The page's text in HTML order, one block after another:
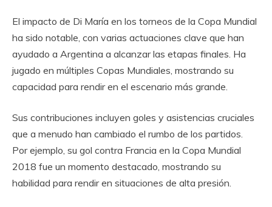
El impacto de Di María en los torneos de la Copa Mundial
ha sido notable, con varias actuaciones clave que han
ayudado a Argentina a alcanzar las etapas finales. Ha
jugado en múltiples Copas Mundiales, mostrando su
capacidad para rendir en el escenario más grande.
Sus contribuciones incluyen goles y asistencias cruciales
que a menudo han cambiado el rumbo de los partidos.
Por ejemplo, su gol contra Francia en la Copa Mundial
2018 fue un momento destacado, mostrando su
habilidad para rendir en situaciones de alta presión.